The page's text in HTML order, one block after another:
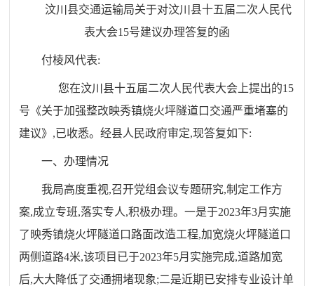
汶川县交通运输局关于对汶川县十五届二次人民代
表大会15号建议办理答复的函
付棱风代表:
您在汶川县十五届二次人民代表大会上提出的15
号《关于加强整改映秀镇烧火坪隧道口交通严重堵塞的
建议》,已收悉。经县人民政府审定,现答复如下:
一、办理情况
我局高度重视,召开党组会议专题研究,制定工作方
案,成立专班,落实专人,积极办理。一是于2023年3月实施
了映秀镇烧火坪隧道口路面改造工程,加宽烧火坪隧道口
两侧道路4米,该项目已于2023年5月实施完成,道路加宽
后,大大降低了交通拥堵现象;二是近期已安排专业设计单